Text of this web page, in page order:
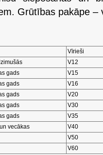
Grūtības pakāpe –
Vīrieši
V12
gads
V15
gads
V16
gads
V20
gads
V30
gads
V35
vecākas
V40
V50
V60